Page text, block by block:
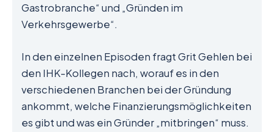
Gastrobranche“ und „Gründen im
Verkehrsgewerbe“.
In den einzelnen Episoden fragt Grit Gehlen bei
den IHK-Kollegen nach, worauf es in den
verschiedenen Branchen bei der Gründung
ankommt, welche Finanzierungsmöglichkeiten
es gibt und was ein Gründer „mitbringen“ muss.